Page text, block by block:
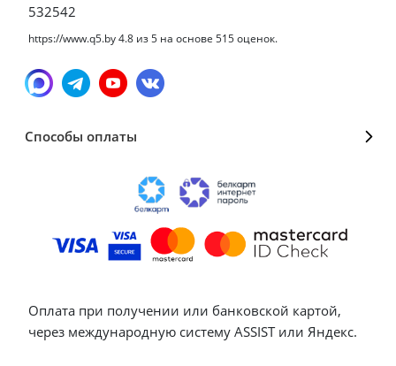
532542
https://www.q5.by4.8 из5 на основе 515оценок.
Способы оплаты
Оплата при получении или банковской картой,
через международную систему ASSIST или Яндекс.